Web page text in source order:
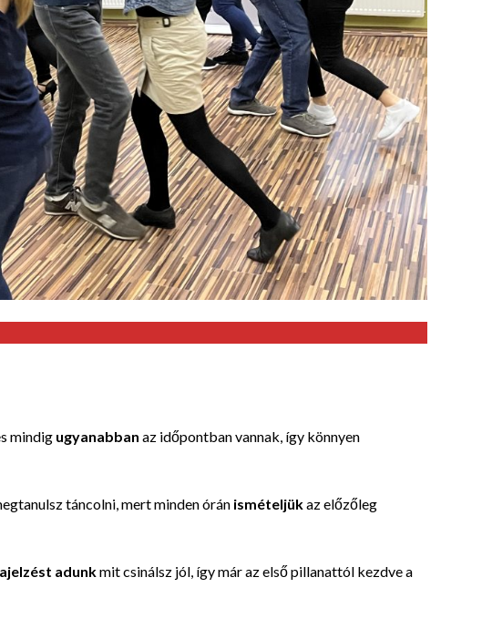
mindig ugyanabban az időpontban vannak, így könnyen
táncolni, mert minden órán ismételjükaz előzőleg
adunkmit csinálsz jól, így már az első pillanattól kezdve a